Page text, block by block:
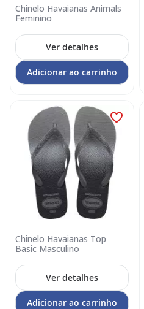
Chinelo Havaianas Animals
Feminino
Ver detalhes
Adicionar ao carrinho
Chinelo Havaianas Top
Basic Masculino
Ver detalhes
Adicionar ao carrinho